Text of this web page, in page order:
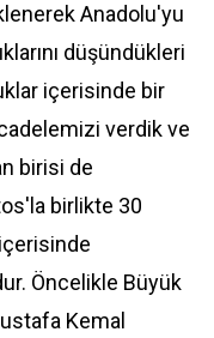
Anadolu'yu
düşündükleri
içerisinde bir
verdik ve
birisi de
birlikte 30
Öncelikle Büyük
Kemal